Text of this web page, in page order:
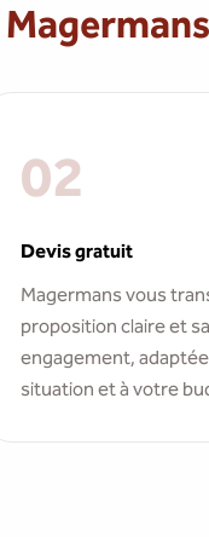
02
Devis gratuit
Magermans vous
proposition claire et
engagement,
situation et à votre